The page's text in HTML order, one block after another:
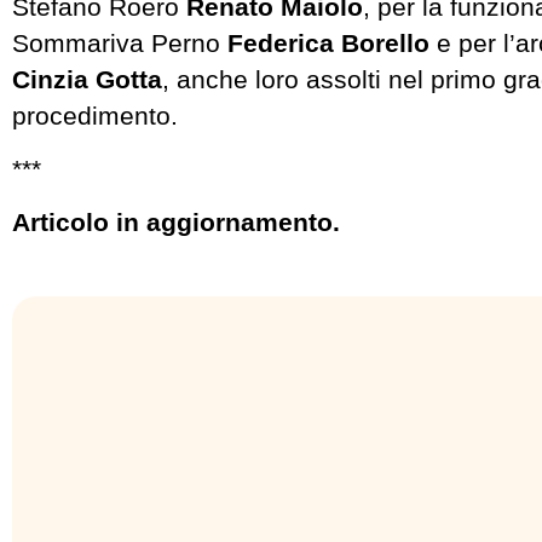
Stefano Roero Renato Maiolo, per la
Sommariva Perno Federica Borello e per
Cinzia Gotta, anche loro assolti nel primo
procedimento.
***
Articolo in aggiornamento.